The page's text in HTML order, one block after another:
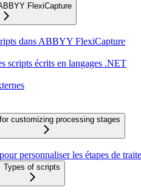
FlexiCapture
dans ABBYY FlexiCapture
scripts écrits en langages .NET
customizing processing stages
personnaliser les étapes de
Types of scripts